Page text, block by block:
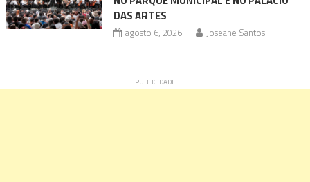
DAS ARTES
agosto 6, 2026 Joseane Santos